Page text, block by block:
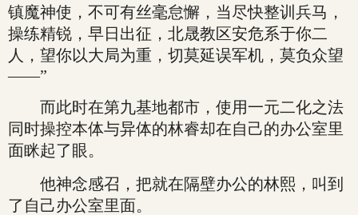
镇魔神使，不可有丝毫怠懈，当尽快整训兵马，
操练精锐，早日出征，北晟教区安危系于你二
人，望你以大局为重，切莫延误军机，莫负众望
——”
而此时在第九基地都市，使用一元二化之法
同时操控本体与异体的林睿却在自己的办公室里
面眯起了眼。
他神念感召，把就在隔壁办公的林熙，叫到
了自己办公室里面。